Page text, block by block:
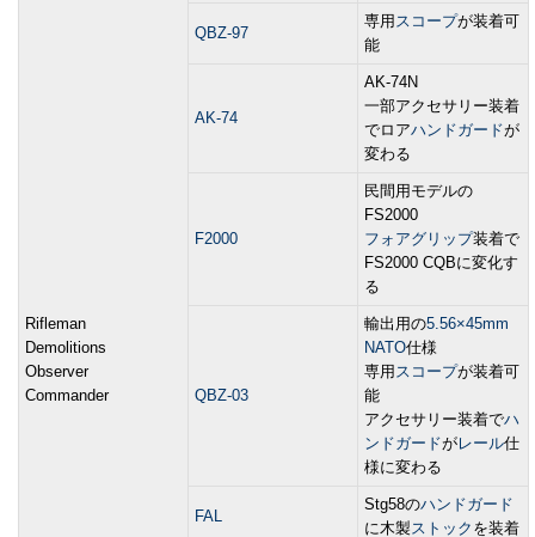
Rifleman
Demolitions
Observer
Commander
QBZ-97
専用 スコープが装着可
能
AK-74
AK-74N
一部アクセサリー装着
でロアハンドガードが
変わる
F2000
民間用モデルの
FS2000
フォアグリップ装着で
FS2000 CQBに変化す
る
QBZ-03
輸出用の5.56×45mm
NATO仕様
専用 スコープが装着可
能
アクセサリー装着でハ
ンドガードがレール仕
様に変わる
FAL
Stg58のハンドガード
に木製ストック を装着